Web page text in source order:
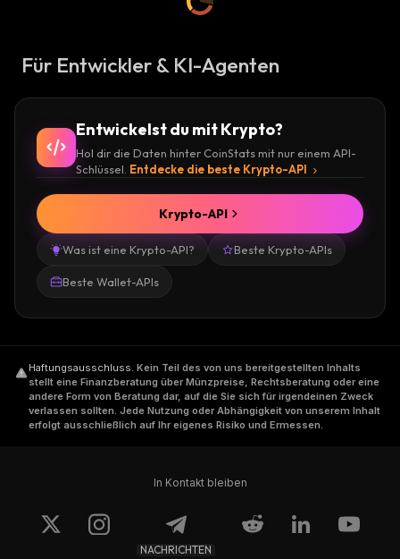
Für Entwickler & KI-Agenten
Entwickelst du mit Krypto?
Hol dir die Daten hinter CoinStats mit nur einem API-
Schlüssel. Entdecke die beste Krypto-API
Was ist eine Krypto-API? Beste Krypto-APIs
Beste Wallet-APIs
Krypto-API
Haftungsausschluss. Kein Teil des von uns bereitgestellten Inhalts
stellt eine Finanzberatung über Münzpreise, Rechtsberatung oder eine
andere Form von Beratung dar, auf die Sie sich für irgendeinen Zweck
verlassen sollten. Jede Nutzung oder Abhängigkeit von unserem Inhalt
erfolgt ausschließlich auf Ihr eigenes Risiko und Ermessen.
In Kontakt bleiben
NACHRICHTEN